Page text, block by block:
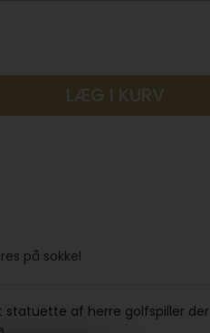
LÆG I KURV
på sokkel
af herre golfspiller